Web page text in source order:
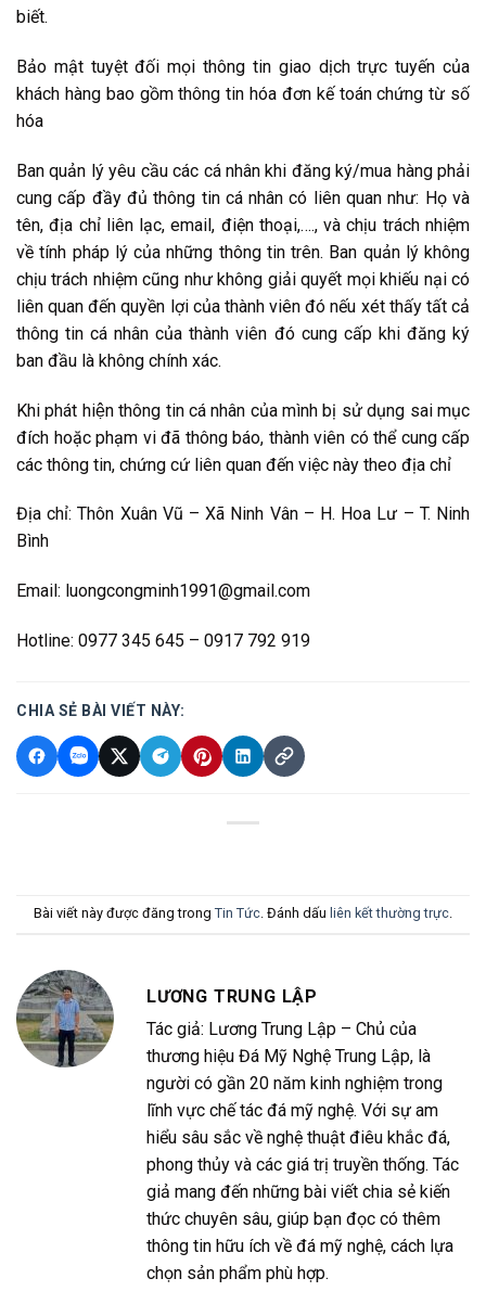
biết.
Bảo mật tuyệt đối mọi thông tin giao dịch trực tuyến của
khách hàng bao gồm thông tin hóa đơn kế toán chứng từ số
hóa
Ban quản lý yêu cầu các cá nhân khi đăng ký/mua hàng phải
cung cấp đầy đủ thông tin cá nhân có liên quan như: Họ và
tên, địa chỉ liên lạc, email, điện thoại,…., và chịu trách nhiệm
về tính pháp lý của những thông tin trên. Ban quản lý không
chịu trách nhiệm cũng như không giải quyết mọi khiếu nại có
liên quan đến quyền lợi của thành viên đó nếu xét thấy tất cả
thông tin cá nhân của thành viên đó cung cấp khi đăng ký
ban đầu là không chính xác.
Khi phát hiện thông tin cá nhân của mình bị sử dụng sai mục
đích hoặc phạm vi đã thông báo, thành viên có thể cung cấp
các thông tin, chứng cứ liên quan đến việc này theo địa chỉ
Địa chỉ: Thôn Xuân Vũ – Xã Ninh Vân – H. Hoa Lư – T. Ninh
Bình
Email: luongcongminh1991@gmail.com
Hotline: 0977 345 645 – 0917 792 919
CHIA SẺ BÀI VIẾT NÀY:
Bài viết này được đăng trong Tin Tức. Đánh dấu liên kết thường trực.
LƯƠNG TRUNG LẬP
Tác giả: Lương Trung Lập – Chủ của
thương hiệu Đá Mỹ Nghệ Trung Lập, là
người có gần 20 năm kinh nghiệm trong
lĩnh vực chế tác đá mỹ nghệ. Với sự am
hiểu sâu sắc về nghệ thuật điêu khắc đá,
phong thủy và các giá trị truyền thống. Tác
giả mang đến những bài viết chia sẻ kiến
thức chuyên sâu, giúp bạn đọc có thêm
thông tin hữu ích về đá mỹ nghệ, cách lựa
chọn sản phẩm phù hợp.